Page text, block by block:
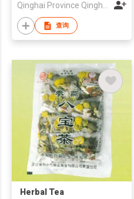
Qinghai Province Qinghai-Tibet Plateau Organic Products Development Co.,Ltd
查询
Herbal Tea